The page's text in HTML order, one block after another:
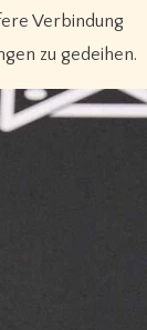
Verbindung
zu gedeihen.